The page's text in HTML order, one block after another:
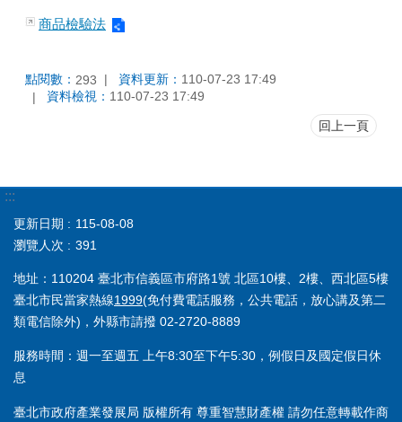
商品檢驗法
點閱數： 293 資料更新： 110-07-23 17:49
資料檢視： 110-07-23 17:49
回上一頁
:::
更新日期
115-08-08
瀏覽人次
391
地址：110204 臺北市信義區市府路1號 北區10樓、2樓、西北區5樓
臺北市民當家熱線1999(免付費電話服務，公共電話，放心講及第二
類電信除外)，外縣市請撥 02-2720-8889
服務時間：週一至週五 上午8:30至下午5:30，例假日及國定假日休
息
臺北市政府產業發展局 版權所有 尊重智慧財產權 請勿任意轉載作商